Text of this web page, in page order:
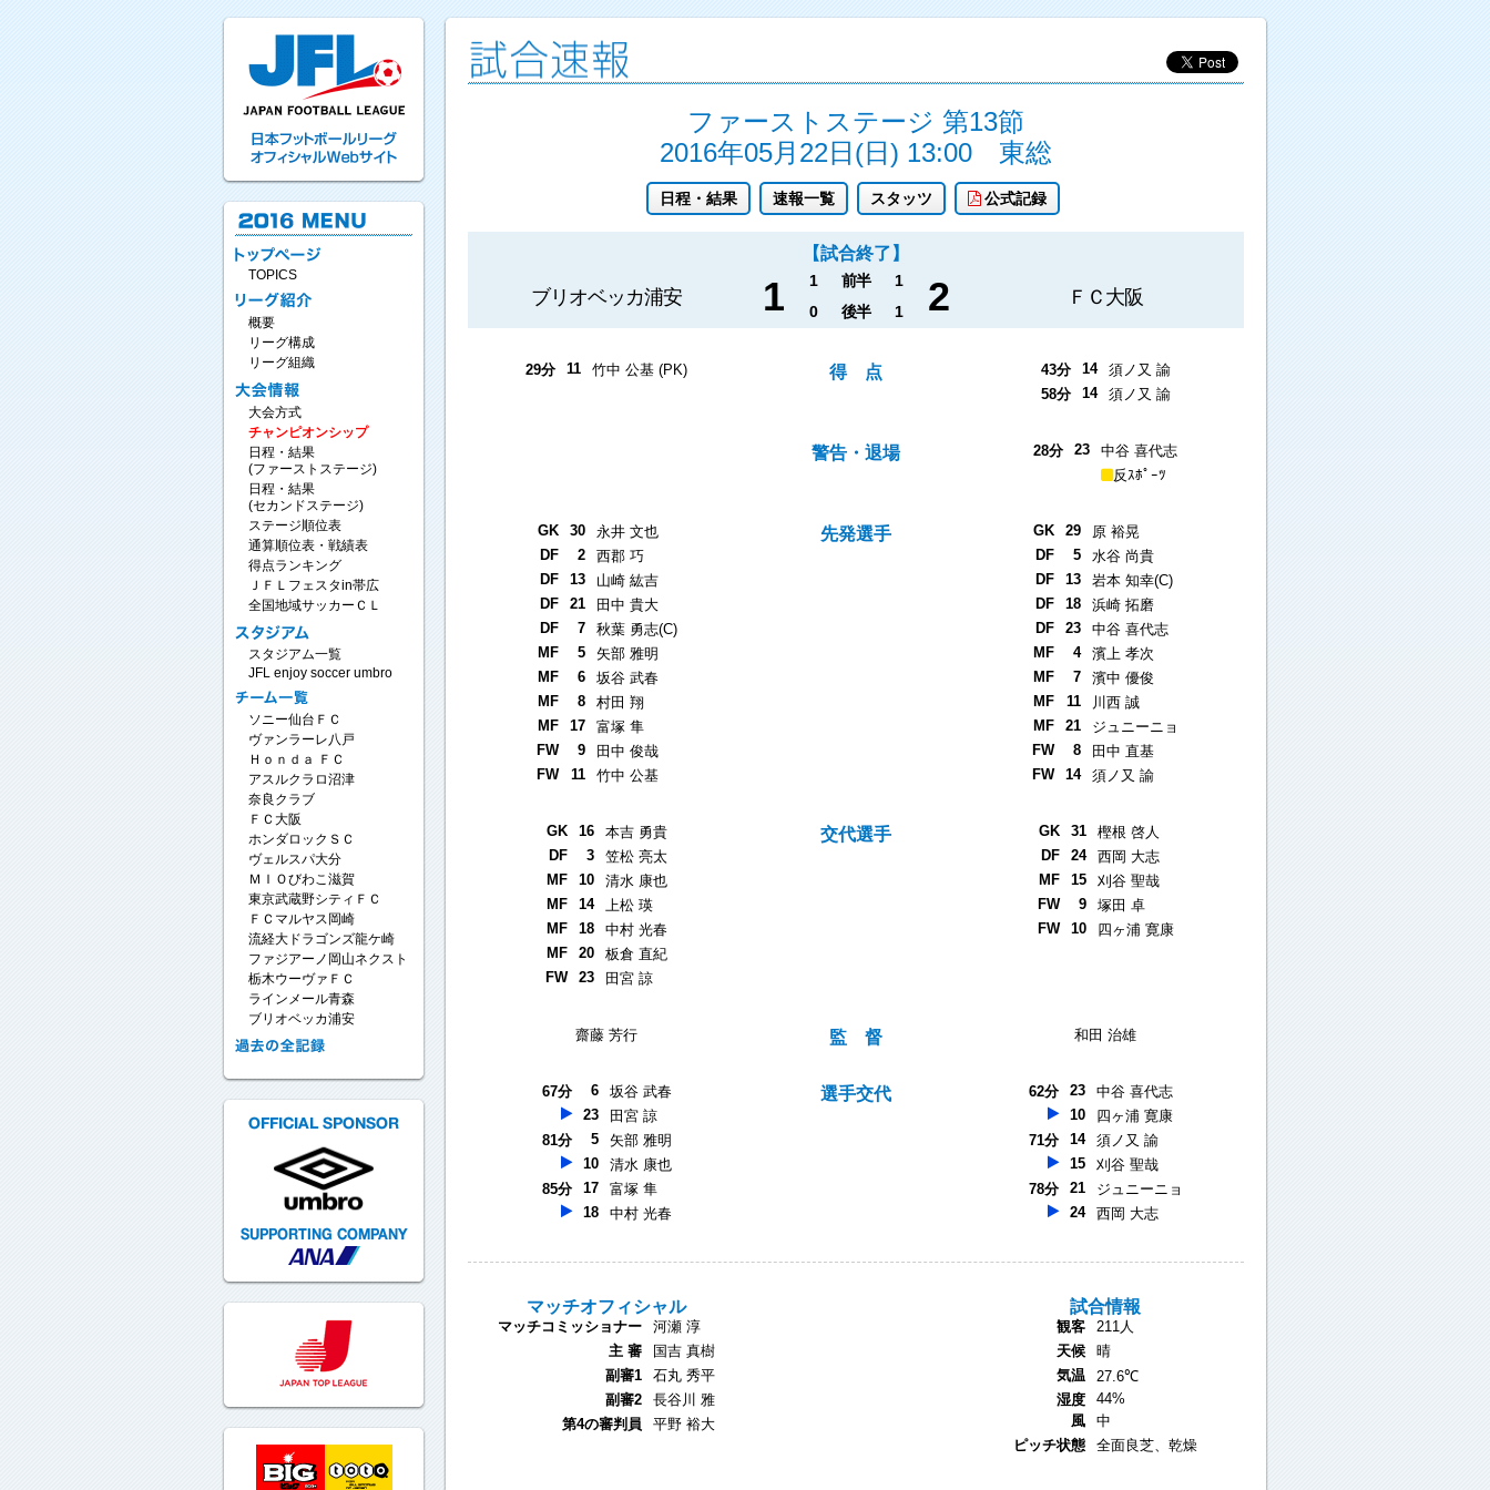
ファーストステージ 第13節
2016年05月22日(日) 13:00
東総
日程・結果 速報一覧 スタッツ 公式記録
【試合終了】
ブリオベッカ浦安 1 1 前半 1 2 ＦＣ大阪
0 後半 1
得 点
29分 11 竹中 公基 (PK) 43分 14
須ノ又 諭
58分
14 須ノ又 諭
警告・退場 28分 23
中谷 喜代志
反ｽﾎﾟｰﾂ
先発選手
GK 30
永井 文也
DF
2
西郡 巧
DF
13
山崎 紘吉
DF
21
田中 貴大
DF
7
秋葉 勇志(C)
MF
5
矢部 雅明
MF
6
坂谷 武春
MF
8
村田 翔
MF
17
富塚 隼
FW
9
田中 俊哉
FW
11 竹中 公基
GK 29
原 裕晃
DF
5
水谷 尚貴
DF
13
岩本 知幸(C)
DF
18
浜崎 拓磨
DF
23
中谷 喜代志
MF
4
濱上 孝次
MF
7
濱中 優俊
MF
11
川西 誠
MF
21
ジュニーニョ
FW
8
田中 直基
FW
14 須ノ又 諭
交代選手
GK 16
本吉 勇貴
DF
3
笠松 亮太
MF
10
清水 康也
MF
14
上松 瑛
MF
18
中村 光春
MF
20
板倉 直紀
FW
23 田宮 諒
GK 31
樫根 啓人
DF
24
西岡 大志
MF
15
刈谷 聖哉
FW
9
塚田 卓
FW
10 四ヶ浦 寛康
監 督
齋藤 芳行 和田 治雄
選手交代
67分 6
坂谷 武春
23
田宮 諒
81分
5
矢部 雅明
10
清水 康也
85分
17
富塚 隼
18
中村 光春
62分 23
中谷 喜代志
10
四ヶ浦 寛康
71分
14
須ノ又 諭
15
刈谷 聖哉
78分
21
ジュニーニョ
24
西岡 大志
マッチオフィシャル
マッチコミッショナー
河瀬 淳
主 審
国吉 真樹
副審1
石丸 秀平
副審2
長谷川 雅
第4の審判員
平野 裕大
試合情報
観客
211人
天候
晴
気温
27.6℃
湿度
44%
風
中
ピッチ状態
全面良芝、乾燥
TOPICS
概要
リーグ構成
リーグ組織
大会方式
チャンピオンシップ
日程・結果
(ファーストステージ)
日程・結果
(セカンドステージ)
ステージ順位表
通算順位表・戦績表
得点ランキング
ＪＦＬフェスタin帯広
全国地域サッカーＣＬ
スタジアム一覧
JFL enjoy soccer umbro
ソニー仙台ＦＣ
ヴァンラーレ八戸
Ｈｏｎｄａ ＦＣ
アスルクラロ沼津
奈良クラブ
ＦＣ大阪
ホンダロックＳＣ
ヴェルスパ大分
ＭＩＯびわこ滋賀
東京武蔵野シティＦＣ
ＦＣマルヤス岡崎
流経大ドラゴンズ龍ケ崎
ファジアーノ岡山ネクスト
栃木ウーヴァＦＣ
ラインメール青森
ブリオベッカ浦安